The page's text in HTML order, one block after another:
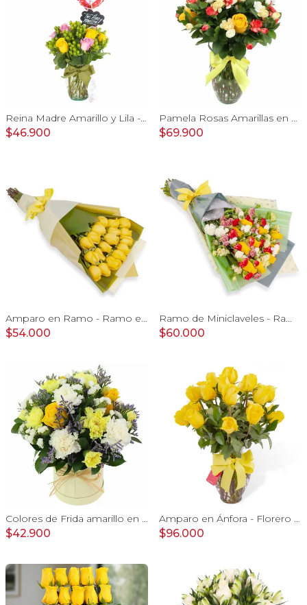
Reina Madre Amarillo y Lila - Florero con 9 rosas e hypericum, globo y pizarra
$46.900
Pamela Rosas Amarillas en Ánfora - Florero de vidrio con con rosas amarillas y mini claveles blancos y naranjos
$69.900
Amparo en Ramo - Ramo extendido 18 rosas amarillo
$54.000
Ramo de Miniclaveles - Ramo de flores extendido con miniclaveles y rosas amarillas
$60.000
Colores de Frida amarillo en sombrerero - Arreglo floral con rosas, claveles, estate y limonium
$42.900
Amparo en Ánfora - Florero 24 rosas ecuatorianas amarillo
$96.000